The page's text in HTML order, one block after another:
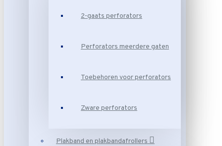
2-gaats perforators
Perforators meerdere gaten
Toebehoren voor perforators
Zware perforators
Plakband en plakbandafrollers